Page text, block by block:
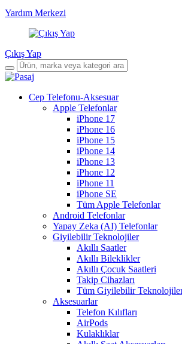
Yardım Merkezi
Çıkış Yap
Cep Telefonu-Aksesuar
Apple Telefonlar
iPhone 17
iPhone 16
iPhone 15
iPhone 14
iPhone 13
iPhone 12
iPhone 11
iPhone SE
Tüm Apple Telefonlar
Android Telefonlar
Yapay Zeka (AI) Telefonlar
Giyilebilir Teknolojiler
Akıllı Saatler
Akıllı Bileklikler
Akıllı Çocuk Saatleri
Takip Cihazları
Tüm Giyilebilir
Aksesuarlar
Telefon Kılıfları
AirPods
Kulaklıklar